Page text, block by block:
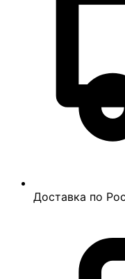
Доставка по